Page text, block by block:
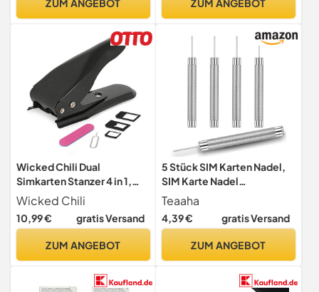
Reisezubehör mit
Auslandsreisen
Handy Stift Für Alle Handys
Wicked Chili Dual
Simkarten Stanzer 4 in 1,
SIM Karten Stanze mit
Adapter Set (Nano, Micro,
Standard, Pin Nadel, Feile)
Guthaben | Prepaid |
Wicked Chili
10,99 € gratis Versand
ZUM ANGEBOT
5 Stück SIM Karten Nadel,
SIM Karte Nadel
Entfernungswerkzeug, SIM
Karten auswerfer
Entfernung Werkzeug
Kartenfach Auswurfstift,
Teaaha
4,39 € gratis Versand
ZUM ANGEBOT